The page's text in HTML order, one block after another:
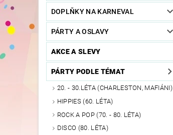
DOPLŇKY NA KARNEVAL
PÁRTY A OSLAVY
AKCE A SLEVY
PÁRTY PODLE TÉMAT
20. - 30.LÉTA (CHARLESTON, MAFIÁNI)
HIPPIES (60. LÉTA)
ROCK A POP (70. - 80. LÉTA)
DISCO (80. LÉTA)